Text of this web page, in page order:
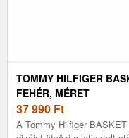
TOMMY HILFIGER
FEHÉR, MÉRET
37 990 Ft
A Tommy Hilfiger